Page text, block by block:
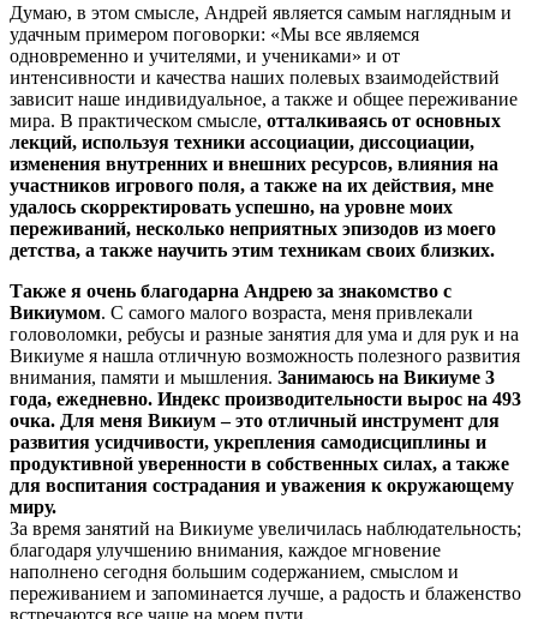
Думаю, в этом смысле, Андрей является самым наглядным и
удачным примером поговорки: «Мы все являемся
одновременно и учителями, и учениками» и от
интенсивности и качества наших полевых взаимодействий
зависит наше индивидуальное, а также и общее переживание
мира. В практическом смысле, отталкиваясь от основных
лекций, используя техники ассоциации, диссоциации,
изменения внутренних и внешних ресурсов, влияния на
участников игрового поля, а также на их действия, мне
удалось скорректировать успешно, на уровне моих
переживаний, несколько неприятных эпизодов из моего
детства, а также научить этим техникам своих близких.
Также я очень благодарна Андрею за знакомство с
Викиумом. С самого малого возраста, меня привлекали
головоломки, ребусы и разные занятия для ума и для рук и на
Викиуме я нашла отличную возможность полезного развития
внимания, памяти и мышления. Занимаюсь на Викиуме 3
года, ежедневно. Индекс производительности вырос на 493
очка. Для меня Викиум – это отличный инструмент для
развития усидчивости, укрепления самодисциплины и
продуктивной уверенности в собственных силах, а также
для воспитания сострадания и уважения к окружающему
миру.
За время занятий на Викиуме увеличилась наблюдательность;
благодаря улучшению внимания, каждое мгновение
наполнено сегодня большим содержанием, смыслом и
переживанием и запоминается лучше, а радость и блаженство
встречаются все чаще на моем пути.